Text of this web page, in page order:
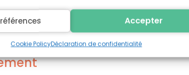
Accepter
Cookie PolicyDéclaration de confidentialité
de danse, une association, un établissement
amende et l’association peut être tenue